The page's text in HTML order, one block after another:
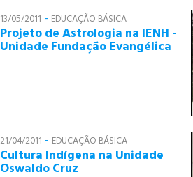
13/05/2011 - EDUCAÇÃO BÁSICA
Projeto de Astrologia na IENH -
Unidade Fundação Evangélica
21/04/2011 - EDUCAÇÃO BÁSICA
Cultura Indígena na Unidade
Oswaldo Cruz